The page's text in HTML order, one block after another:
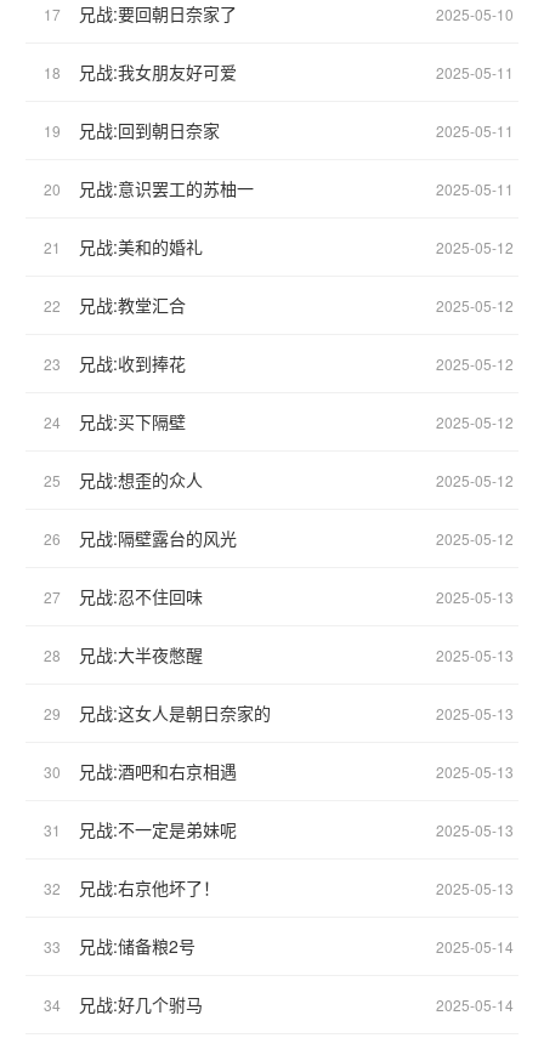
17 兄战:要回朝日奈家了 2025-05-10
18 兄战:我女朋友好可爱 2025-05-11
19 兄战:回到朝日奈家 2025-05-11
20 兄战:意识罢工的苏柚一 2025-05-11
21 兄战:美和的婚礼 2025-05-12
22 兄战:教堂汇合 2025-05-12
23 兄战:收到捧花 2025-05-12
24 兄战:买下隔壁 2025-05-12
25 兄战:想歪的众人 2025-05-12
26 兄战:隔壁露台的风光 2025-05-12
27 兄战:忍不住回味 2025-05-13
28 兄战:大半夜憋醒 2025-05-13
29 兄战:这女人是朝日奈家的 2025-05-13
30 兄战:酒吧和右京相遇 2025-05-13
31 兄战:不一定是弟妹呢 2025-05-13
32 兄战:右京他坏了！ 2025-05-13
33 兄战:储备粮2号 2025-05-14
34 兄战:好几个驸马 2025-05-14